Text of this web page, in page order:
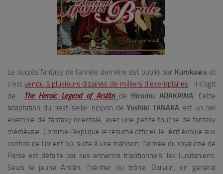
Le succès fantasy de l’année dernière est publié par Kurokawa et
s’estvendu à plusieurs dizaines de milliers d’exemplaires : il s’agit
de
The Heroic Legend of Arslân de Hiromu ARAKAWA. Cette
adaptation du best-seller nippon deYoshikiTANAKA est un bel
exemple de fantasy orientale, avec une petite touche de fantasy
médiévale. Comme l’explique le résume officiel, le récit évolue aux
confins de l’orient où, suite à une trahison, l’armée du royaume de
Parse est défaite par ses ennemis traditionnels, les Lusitaniens.
Seuls le jeune Arslân, l’héritier du trône, Daryun, un général